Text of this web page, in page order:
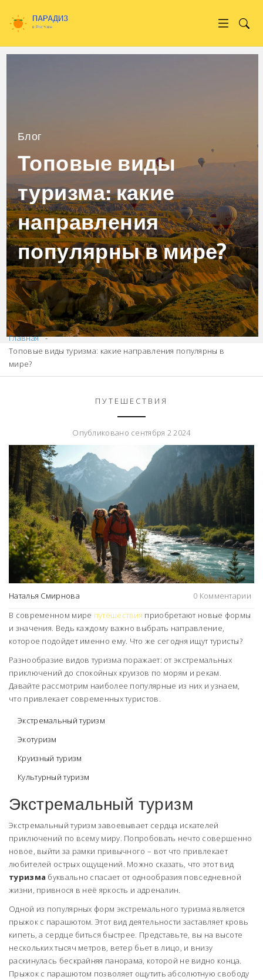
Блог
Топовые виды
туризма: какие
направления
популярны в мире?
Главная
Топовые виды туризма: какие направления популярны в
мире?
ПУТЕШЕСТВИЯ
Опубликовано сентября 2 2024
Наталья Смирнова
0 Комментарии
В современном мире путешествия приобретают новые формы
и значения. Ведь каждому важно выбрать направление,
которое подойдет именно ему. Что же сегодня ищут туристы?
Разнообразие видов туризма поражает: от экстремальных
приключений до спокойных круизов по морям и рекам.
Давайте рассмотрим наиболее популярные из них и узнаем,
что привлекает современных туристов.
Экстремальный туризм
Экотуризм
Круизный туризм
Культурный туризм
Экстремальный туризм
Экстремальный туризм завоевывает сердца искателей
приключений по всему миру. Попробовать нечто совершенно
новое, выйти за рамки привычного – вот что привлекает
любителей острых ощущений. Можно сказать, что этот вид
туризма буквально спасает от однообразия повседневной
жизни, привнося в неё яркость и адреналин.
Одной из популярных форм экстремального туризма является
прыжок с парашютом. Этот вид деятельности заставляет кровь
кипеть, а сердце биться быстрее. Представьте, вы на высоте
нескольких тысяч метров, ветер бьет в лицо, и внизу
раскинулась бескрайняя панорама, которой не видно конца.
Прыжок с парашютом позволяет ощутить абсолютную свободу